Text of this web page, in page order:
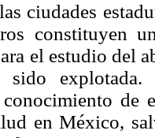
ciudades
constituyen
el estudio del
explotada.
conocimiento de
en México,